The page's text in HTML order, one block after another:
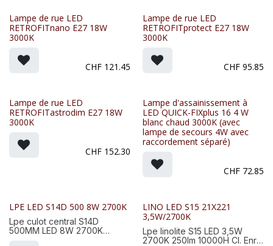
Lampe de rue LED
RETROFITnano E27 18W
3000K
CHF 121.45
Lampe de rue LED
RETROFITprotect E27 18W
3000K
CHF 95.85
Lampe de rue LED
RETROFITastrodim E27 18W
3000K
CHF 152.30
Lampe d'assainissement à
LED QUICK-FIXplus 16 4 W
blanc chaud 3000K (avec
lampe de secours 4W avec
raccordement séparé)
CHF 72.85
LPE LED S14D 500 8W 2700K
Lpe culot central S14D
500MM LED 8W 2700K
LINO LED S15 21X221
3,5W/2700K
Lpe linolite S15 LED 3,5W
2700K 250lm 10000H Cl. Enrg